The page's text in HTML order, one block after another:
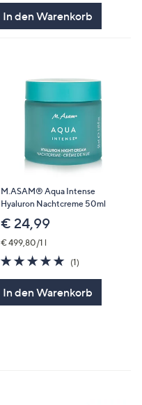
5
In den Warenkorb
M.ASAM® Aqua Intense
Hyaluron Nachtcreme 50ml
€ 24,99
€ 499,80/1 l
5.0
von
5
(1)
In den Warenkorb